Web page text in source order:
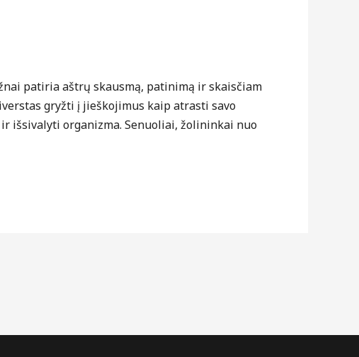
patiria aštrų skausmą, patinimą ir skaisčiam
gryžti į jieškojimus kaip atrasti savo
išsivalyti organizma. Senuoliai, žolininkai nuo